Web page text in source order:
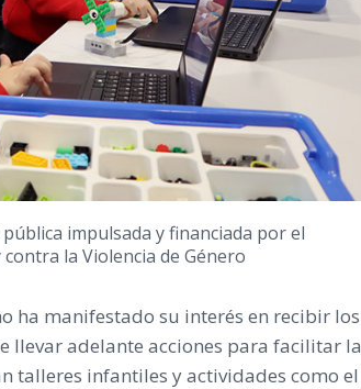
impulsada y financiada por el
la Violencia de Género
ha manifestado su interés en recibir los
llevar adelante acciones para facilitar la
talleres infantiles y actividades como el